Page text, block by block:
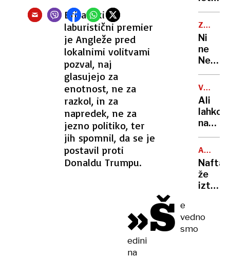
Britanski
laburistični premier
je Angleže pred
lokalnimi volitvami
pozval, naj
glasujejo za
enotnost, ne za
razkol, in za
napredek, ne za
jezno politiko, ter
jih spomnil, da se je
postavil proti
Donaldu Trumpu.
»Š e
vedno
smo
edini
na
več«
Lahko
bi
šel
tudi
na
v
Kranju
eden
parkov
ZA
Ni
ne
ne
Češka:
kdo
je
piva?
NEDA
Ali
lahko
na
bloka
na
žaru?
zna
MORJE
Nafta
že
izteka:
bo